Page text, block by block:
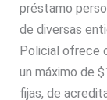
préstamo
de diversas
Policial ofrece
un máximo de
fijas, de